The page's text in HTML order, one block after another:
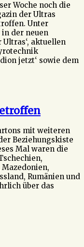
Woche noch die
der Ultras
Unter
in der neuen
aktuellen
jetzt‘ sowie dem
mit weiteren
Beziehungskiste
Mal waren die
Rumänien und
über das